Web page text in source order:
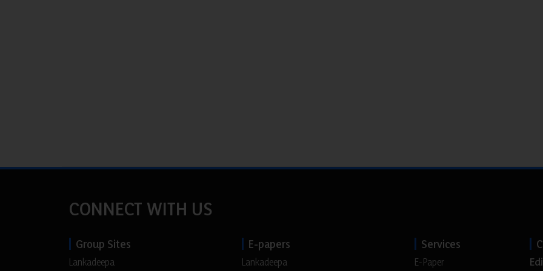
CONNECT WITH US
Group Sites
Lankadeepa
E-papers
Lankadeepa
Services
E-Paper